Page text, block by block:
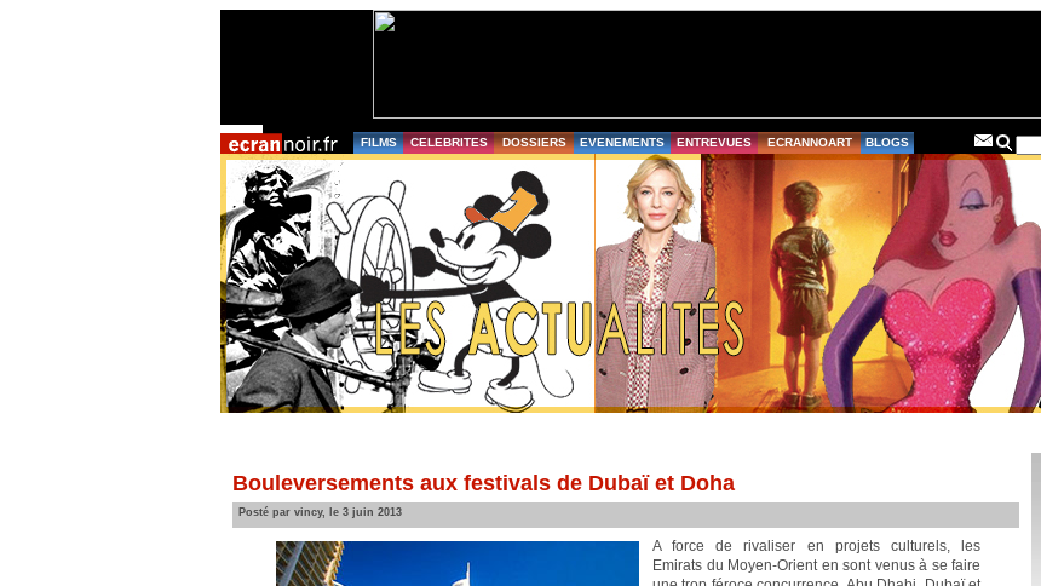
FILMS CELEBRITES DOSSIERS EVENEMENTS ENTREVUES ECRANNOART BLOGS
Bouleversements aux festivals de Dubaï et Doha
Posté par vincy, le 3 juin 2013
A force de rivaliser en projets culturels, les
Emirats du Moyen-Orient en sont venus à se faire